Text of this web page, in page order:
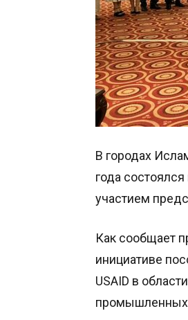
В городах
года
участием
Как сообщает
инициативе
USAID в
промышленных